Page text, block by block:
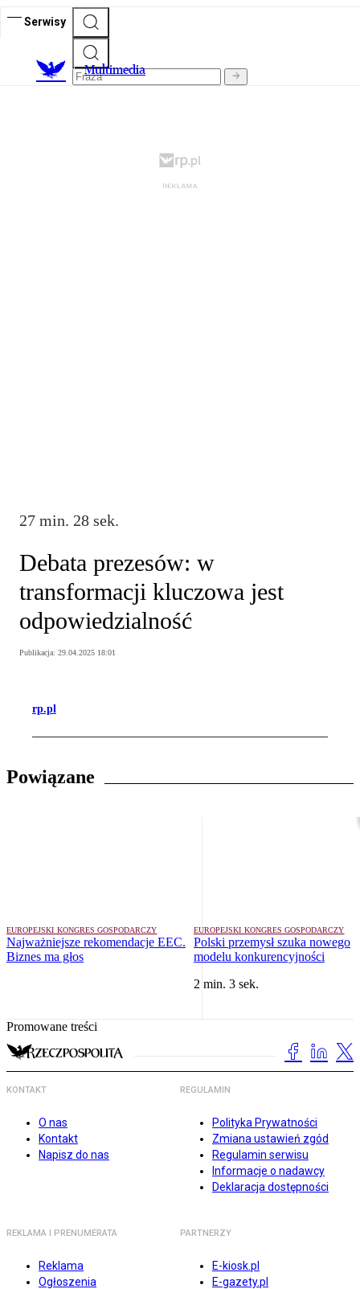
Serwisy
Multimedia
27 min. 28 sek.
Debata prezesów: w
transformacji kluczowa jest
odpowiedzialność
Publikacja: 29.04.2025 18:01
rp.pl
Powiązane
EUROPEJSKI KONGRES GOSPODARCZY
Najważniejsze rekomendacje EEC.
Biznes ma głos
EUROPEJSKI KONGRES GOSPODARCZY
Polski przemysł szuka nowego
modelu konkurencyjności
2 min. 3 sek.
Promowane treści
KONTAKT
O nas
Kontakt
Napisz do nas
REGULAMIN
Polityka Prywatności
Zmiana ustawień zgód
Regulamin serwisu
Informacje o nadawcy
Deklaracja dostępności
REKLAMA I PRENUMERATA
Reklama
Ogłoszenia
PARTNERZY
E-kiosk.pl
E-gazety.pl